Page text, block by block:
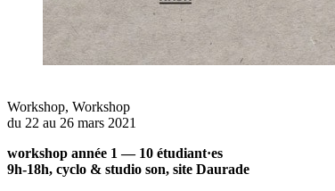
Workshop, Workshop
du 22 au 26 mars 2021
workshop année 1 — 10 étudiant·es
9h-18h, cyclo & studio son, site Daurade